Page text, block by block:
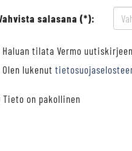
salasana (*):
Haluan tilata Vermo uutiskirjeen
Olen lukenut
Tieto on pakollinen